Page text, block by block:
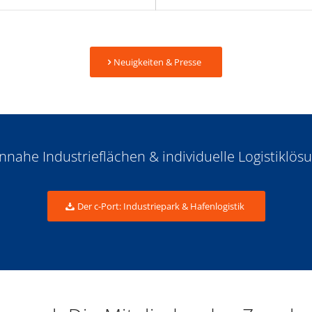
Neuigkeiten & Presse
Industrieflächen &individuelle
Der c-Port: Industriepark & Hafenlogistik